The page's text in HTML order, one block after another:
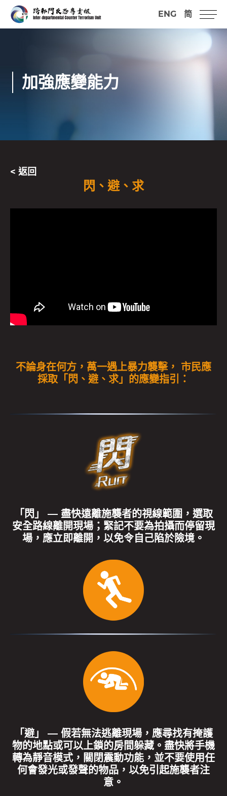
ENG 简
加強應變能力
< 返回
閃、避、求
不論身在何方，萬一遇上暴力襲擊， 市民應
採取「閃、避、求」的應變指引：
「閃」 — 盡快遠離施襲者的視線範圍，選取
安全路線離開現場；緊記不要為拍攝而停留現
場，應立即離開，以免令自己陷於險境。
「避」 — 假若無法逃離現場，應尋找有掩護
物的地點或可以上鎖的房間躲藏。盡快將手機
轉為靜音模式，關閉震動功能，並不要使用任
何會發光或發聲的物品，以免引起施襲者注
意。